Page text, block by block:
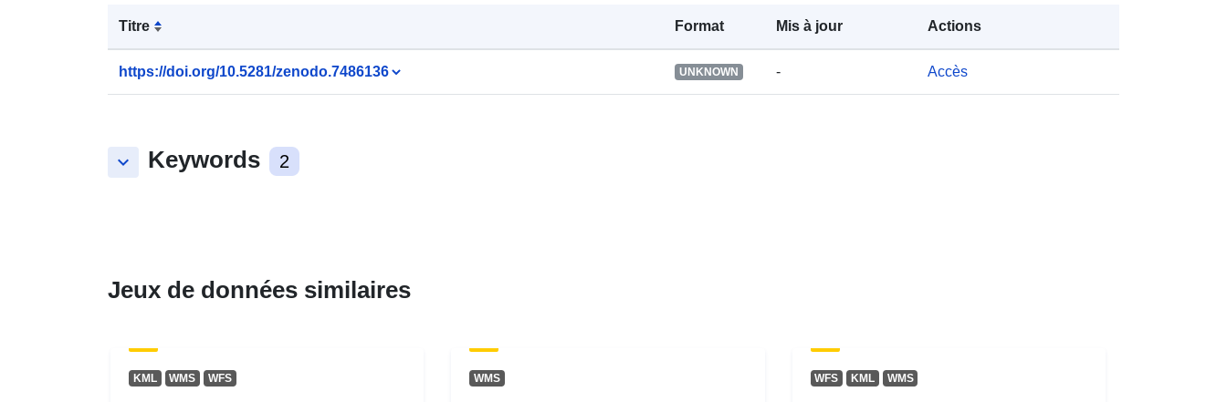
Titre Format Mis à jour Actions
https://doi.org/10.5281/zenodo.7486136 UNKNOWN - Accès
keyboard_arrow_down Keywords 2
Jeux de données similaires
KML WMS WFS WMS WFS KML WMS